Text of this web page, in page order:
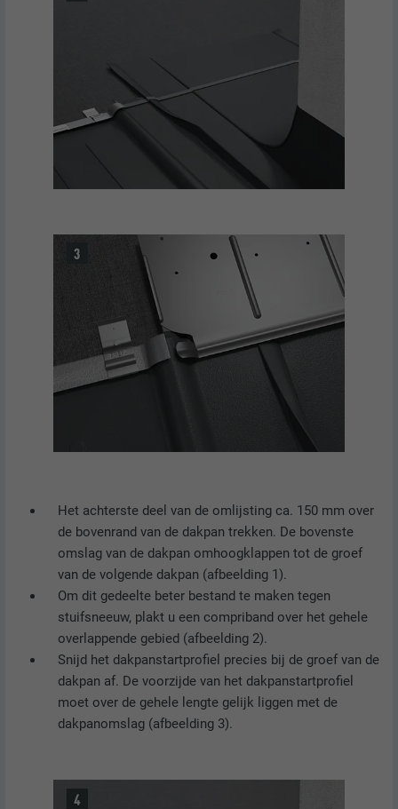
Het achterste deel van de omlijsting ca. 150 mm over
de bovenrand van de dakpan trekken. De bovenste
omslag van de dakpan omhoogklappen tot de groef
van de volgende dakpan (afbeelding 1).
Om dit gedeelte beter bestand te maken tegen
stuifsneeuw, plakt u een compriband over het gehele
overlappende gebied (afbeelding 2).
Snijd het dakpanstartprofiel precies bij de groef van de
dakpan af. De voorzijde van het dakpanstartprofiel
moet over de gehele lengte gelijk liggen met de
dakpanomslag (afbeelding 3).